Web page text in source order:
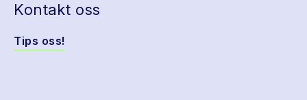
Kontakt oss
Tips oss!